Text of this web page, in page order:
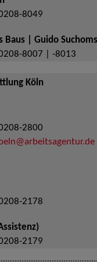
8049
Baus | Guido
8007 | -8013
Köln
2800
2178
2179